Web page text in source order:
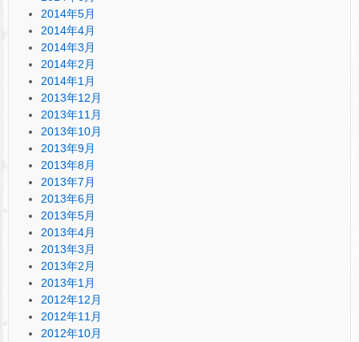
2014年5月
2014年4月
2014年3月
2014年2月
2014年1月
2013年12月
2013年11月
2013年10月
2013年9月
2013年8月
2013年7月
2013年6月
2013年5月
2013年4月
2013年3月
2013年2月
2013年1月
2012年12月
2012年11月
2012年10月